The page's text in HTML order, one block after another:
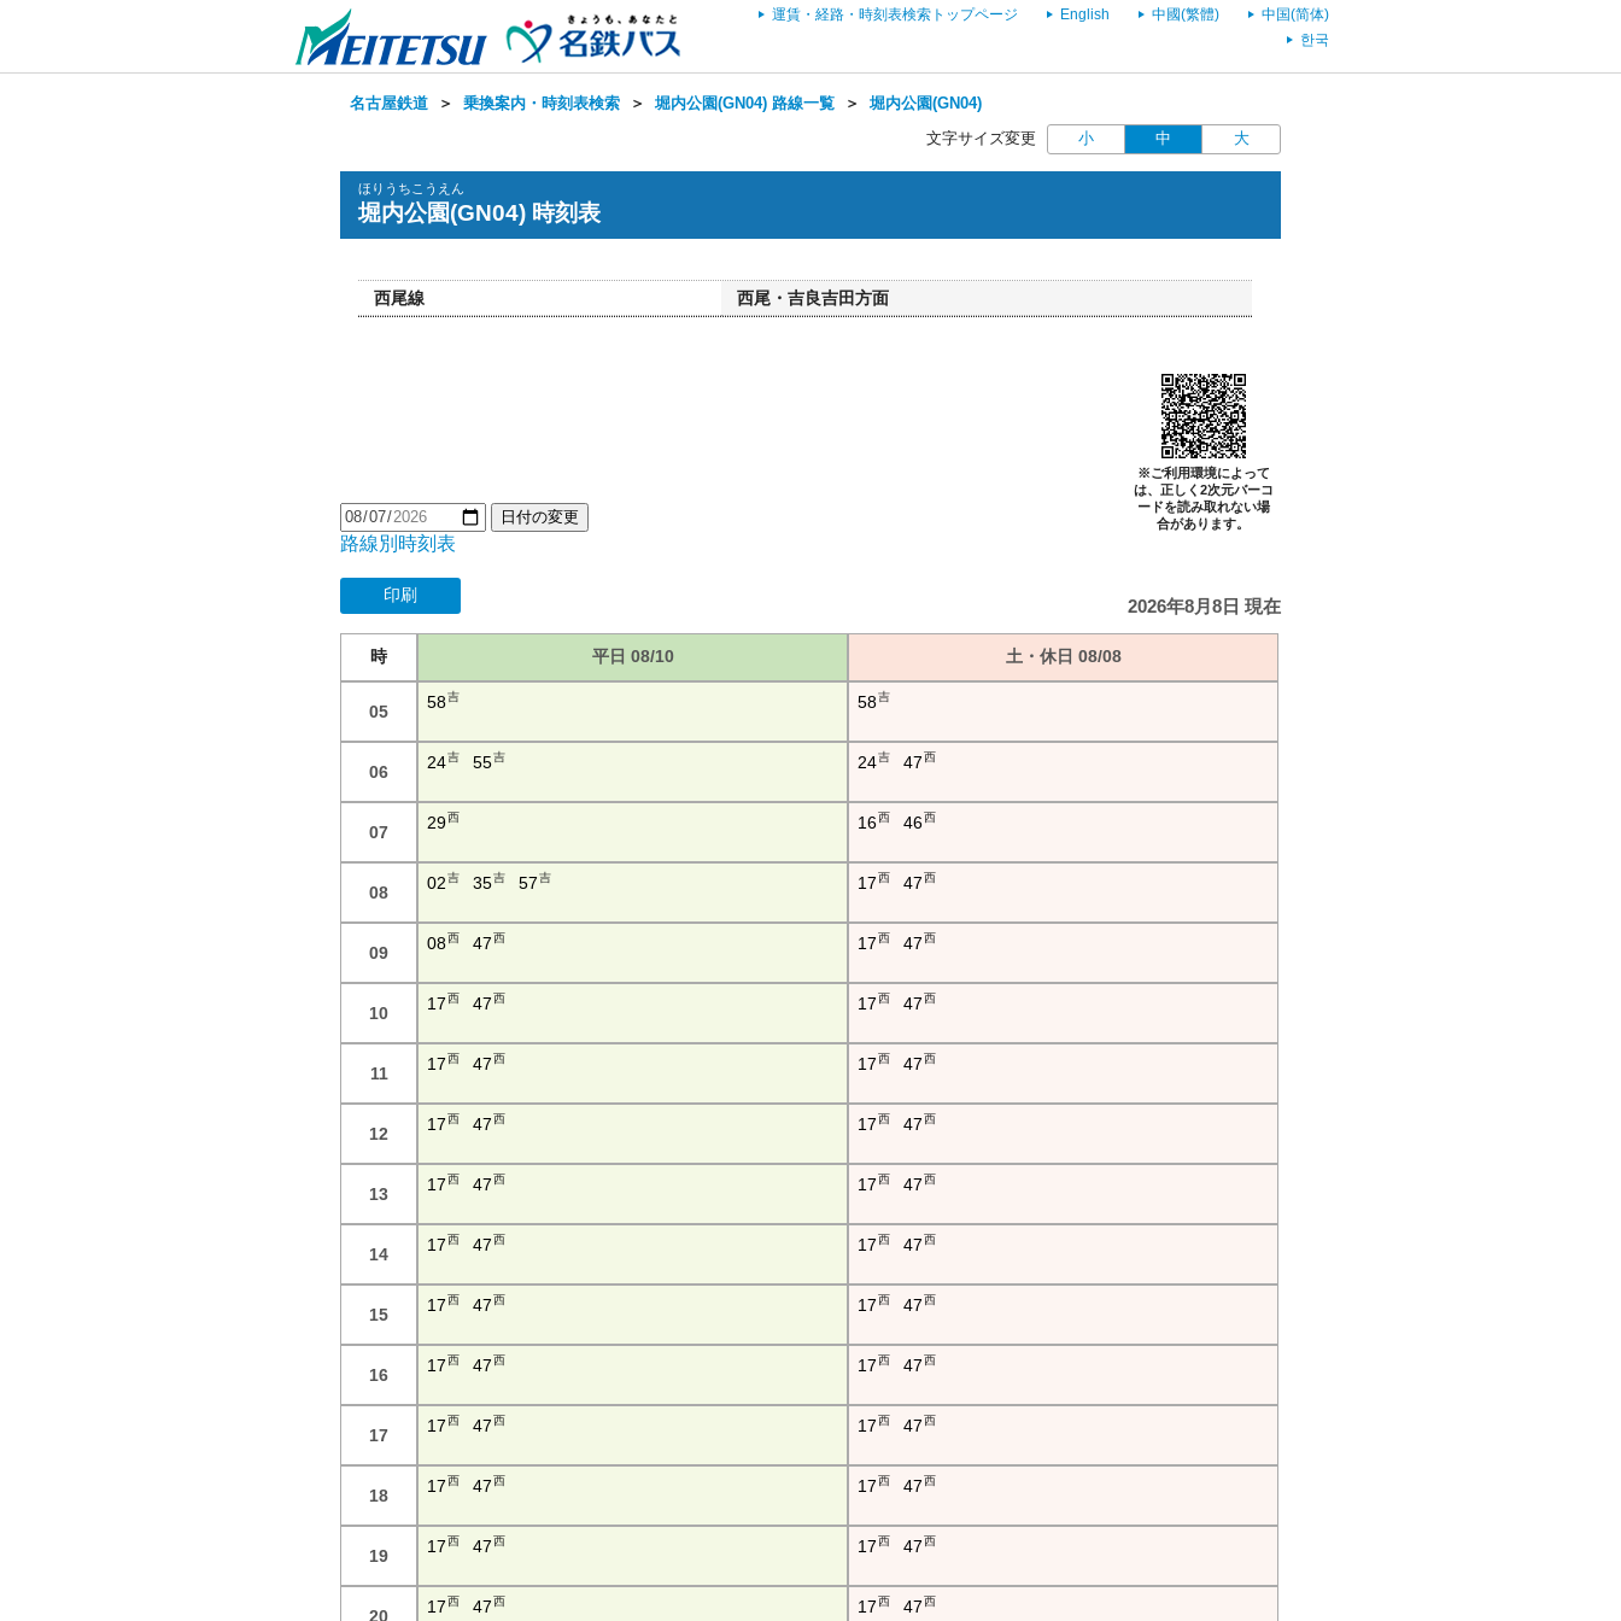
運賃・経路・時刻表検索トップページ English 中國(繁體)
中国(简体)
한국
名古屋鉄道 ＞ 乗換案内・時刻表検索 ＞ 堀内公園(GN04) 路線一覧 ＞ 堀内公園(GN04)
文字サイズ変更 小 中 大
ほりうちこうえん
堀内公園(GN04) 時刻表
西尾線 西尾・吉良吉田方面
※ご利用環境によって
は、正しく2次元バーコ
ードを読み取れない場
合があります。
日付の変更
路線別時刻表
印刷
2026年8月8日 現在
時 平日 08/10 土・休日 08/08
05 58吉 58吉
06 24吉 55吉 24吉 47西
07 29西 16西 46西
08 02吉 35吉 57 吉 17西 47西
09 08西 47西 17西 47西
10 17西 47西 17西 47西
11 17西 47西 17西 47西
12 17西 47西 17西 47西
13 17西 47西 17西 47西
14 17西 47西 17西 47西
15 17西 47西 17西 47西
16 17西 47西 17西 47西
17 17西 47西 17西 47西
18 17西 47西 17西 47西
19 17西 47西 17西 47西
20 17西 47西 17西 47西